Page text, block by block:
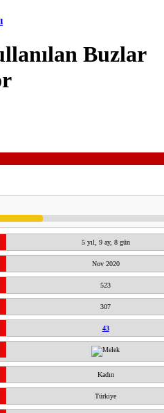
Buzlar
5 yıl, 9 ay, 8 gün
Nov 2020
523
307
43
Kadın
Türkiye